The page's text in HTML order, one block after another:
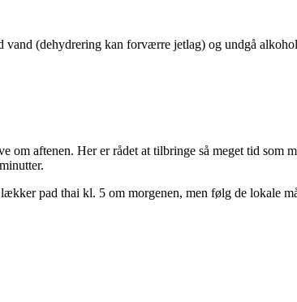
(dehydrering kan forværre jetlag) og undgå
aftenen. Her er rådet at tilbringe så meget tid som
pad thai kl. 5 om morgenen, men følg de lokale